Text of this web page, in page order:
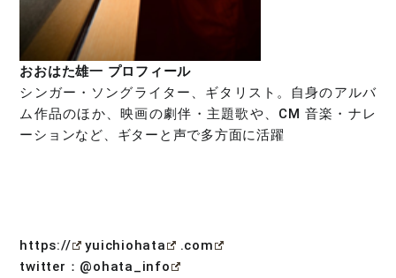
おおはた雄一 プロフィール
シンガー・ソングライター、ギタリスト。自身のアルバ
ム作品のほか、映画の劇伴・主題歌や、CM 音楽・ナレ
ーションなど、ギターと声で多方面に活躍
https:// yuichiohata
.com
twitter：@ohata_info